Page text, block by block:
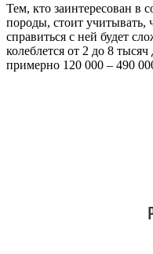
Тем, кто заинтересован в
породы, стоит учитывать,
справиться с ней будет
колеблется от 2 до 8
примерно 120 000 – 490